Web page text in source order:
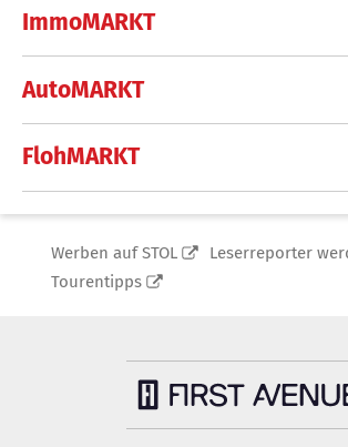
ImmoMARKT
AutoMARKT
FlohMARKT
Werben auf STOL
Leserreporter
Tourentipps